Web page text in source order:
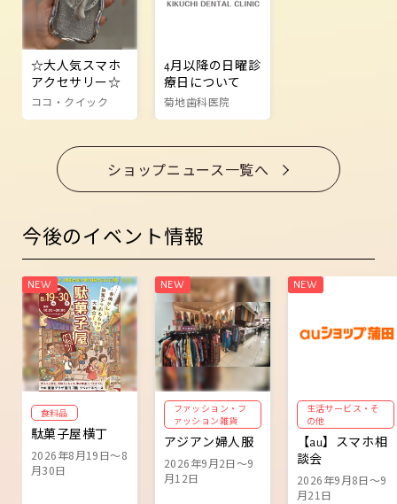
☆大人気スマホ
アクセサリー☆
ココ・クイック
4月以降の日曜診
療日について
菊地歯科医院
ショップニュース一覧へ
今後のイベント情報
食料品
駄菓子屋横丁
2026年8月19日～8
月30日
ファッション・フ
ァッション雑貨
アジアン婦人服
2026年9月2日～9
月12日
生活サービス・そ
の他
【au】スマホ相
談会
2026年9月8日～9
月21日